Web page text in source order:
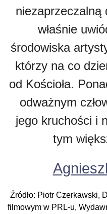
niezaprzeczalną
właśnie
środowiska
którzy na co
od Kościoła.
odważnym
jego kruchości i
tym
Źródło: Piotr Czerkawski,
filmowym w PRL-u,